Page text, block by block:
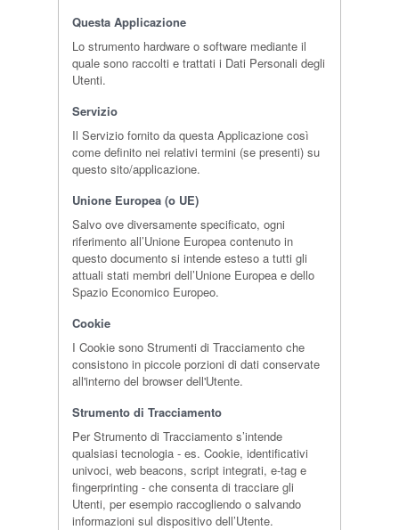
Questa Applicazione
Lo strumento hardware o software mediante il
quale sono raccolti e trattati i Dati Personali degli
Utenti.
Servizio
Il Servizio fornito da questa Applicazione così
come definito nei relativi termini (se presenti) su
questo sito/applicazione.
Unione Europea (o UE)
Salvo ove diversamente specificato, ogni
riferimento all’Unione Europea contenuto in
questo documento si intende esteso a tutti gli
attuali stati membri dell’Unione Europea e dello
Spazio Economico Europeo.
Cookie
I Cookie sono Strumenti di Tracciamento che
consistono in piccole porzioni di dati conservate
all'interno del browser dell'Utente.
Strumento di Tracciamento
Per Strumento di Tracciamento s’intende
qualsiasi tecnologia - es. Cookie, identificativi
univoci, web beacons, script integrati, e-tag e
fingerprinting - che consenta di tracciare gli
Utenti, per esempio raccogliendo o salvando
informazioni sul dispositivo dell’Utente.